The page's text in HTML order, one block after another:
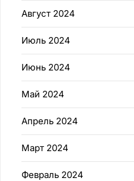
Август 2024
Июль 2024
Июнь 2024
Май 2024
Апрель 2024
Март 2024
Февраль 2024